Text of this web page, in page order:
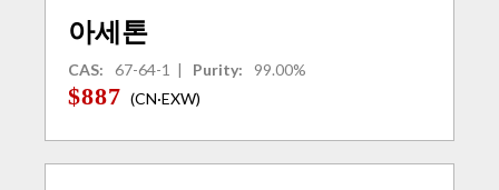
아세톤
CAS: 67-64-1 | Purity: 99.00%
$887 (CN·EXW)